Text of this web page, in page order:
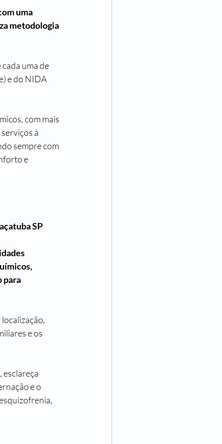
uma
metodologia
uma de
e do NIDA
com mais
à
sempre com
e
SP
para
e os
e o